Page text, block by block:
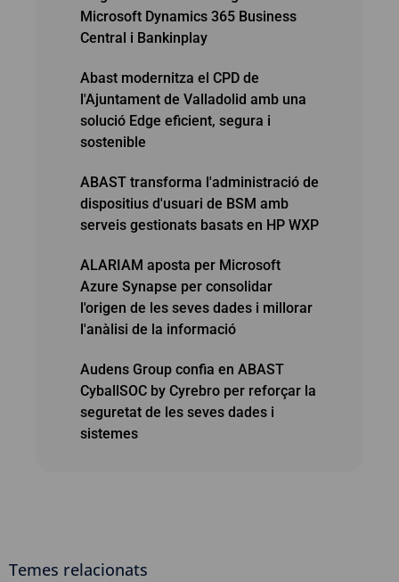
Microsoft Dynamics 365 Business
Central i Bankinplay
Abast modernitza el CPD de
l'Ajuntament de Valladolid amb una
solució Edge eficient, segura i
sostenible
ABAST transforma l'administració de
dispositius d'usuari de BSM amb
serveis gestionats basats en HP WXP
ALARIAM aposta per Microsoft
Azure Synapse per consolidar
l'origen de les seves dades i millorar
l'anàlisi de la informació
Audens Group confia en ABAST
CyballSOC by Cyrebro per reforçar la
seguretat de les seves dades i
sistemes
Temes relacionats